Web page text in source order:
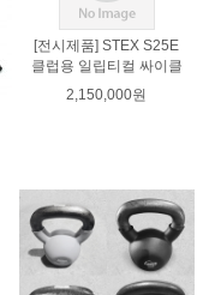
[전시제품] STEX S25E
클럽용 일립티컬 싸이클
2,150,000원